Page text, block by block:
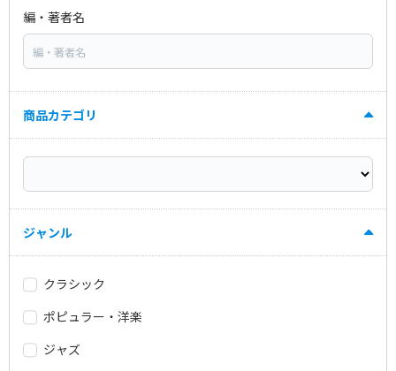
編・著者名
商品カテゴリ
ジャンル
クラシック
ポピュラー・洋楽
ジャズ